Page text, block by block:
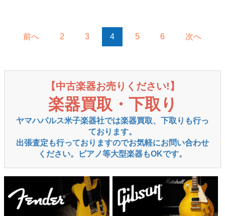
前へ 2 3 4 5 6 次へ
【中古楽器お売りください!】
楽器買取・下取り
ヤマハパルス米子楽器社では楽器買取、下取りも行っ
ております。
出張査定も行っておりますのでお気軽にお問い合わせ
ください。ピアノ等大型楽器もOKです。